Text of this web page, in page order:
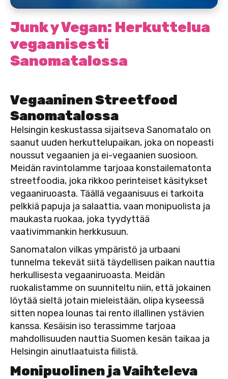
Junk y Vegan: Herkuttelua
vegaanisesti
Sanomatalossa
Vegaaninen Streetfood
Sanomatalossa
Helsingin keskustassa sijaitseva Sanomatalo on
saanut uuden herkuttelupaikan, joka on nopeasti
noussut vegaanien ja ei-vegaanien suosioon.
Meidän ravintolamme tarjoaa konstailematonta
streetfoodia, joka rikkoo perinteiset käsitykset
vegaaniruoasta. Täällä vegaanisuus ei tarkoita
pelkkiä papuja ja salaattia, vaan monipuolista ja
maukasta ruokaa, joka tyydyttää
vaativimmankin herkkusuun.
Sanomatalon vilkas ympäristö ja urbaani
tunnelma tekevät siitä täydellisen paikan nauttia
herkullisesta vegaaniruoasta. Meidän
ruokalistamme on suunniteltu niin, että jokainen
löytää sieltä jotain mieleistään, olipa kyseessä
sitten nopea lounas tai rento illallinen ystävien
kanssa. Kesäisin iso terassimme tarjoaa
mahdollisuuden nauttia Suomen kesän taikaa ja
Helsingin ainutlaatuista fiilistä.
Monipuolinen ja Vaihteleva